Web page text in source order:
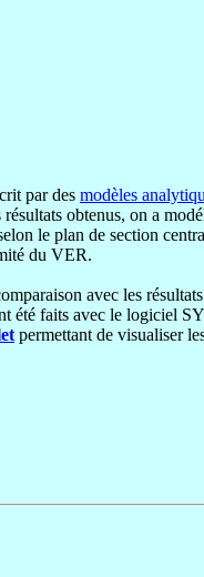
par des modèles
obtenus, on a
le plan de section
du VER.
avec les
été faits avec le logiciel
permettant de visualiser